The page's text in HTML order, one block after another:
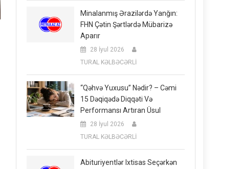
Minalanmış Ərazilərdə Yanğın:
FHN Çətin Şərtlərdə Mübarizə
Aparır
28 İyul 2026
TURAL KƏLBƏCƏRLİ
“Qəhvə Yuxusu” Nədir? – Cəmi
15 Dəqiqədə Diqqəti Və
Performansı Artıran Üsul
28 İyul 2026
TURAL KƏLBƏCƏRLİ
Abituriyentlər Ixtisas Seçərkən